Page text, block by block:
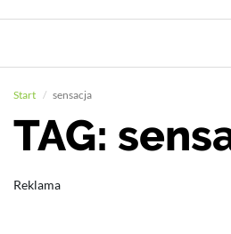
Start sensacja
TAG:
Reklama